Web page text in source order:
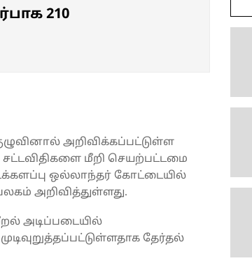
210
அறிவிக்கப்பட்டுள்ள
மீறி செயற்பட்டமை
ஒல்லாந்தர் கோட்டையில்
அறிவித்துள்ளது.
அடிப்படையில்
தேர்தல்